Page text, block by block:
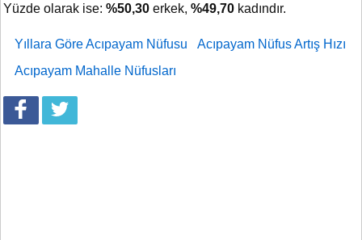
Yüzde olarak ise: %50,30 erkek, %49,70 kadındır.
Yıllara Göre Acıpayam Nüfusu
Acıpayam Nüfus Artış Hızı
Acıpayam Mahalle Nüfusları